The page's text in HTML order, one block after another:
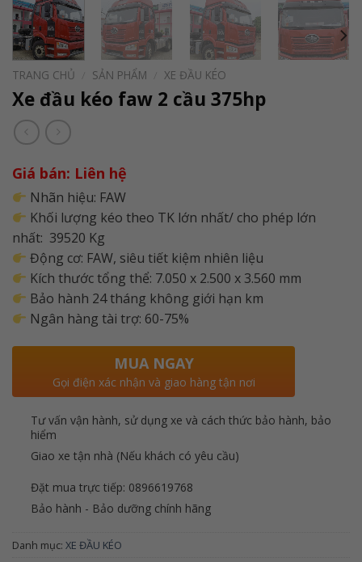
TRANG CHỦ SẢN PHẨM XE ĐẦU KÉO
Xe đầu kéo faw 2 cầu 375hp
Giá bán: Liên hệ
Nhãn hiệu: FAW
Khối lượng kéo theo TK lớn nhất/ cho phép lớn
nhất: 39520 Kg
Động cơ: FAW, siêu tiết kiệm nhiên liệu
Kích thước tổng thể: 7.050 x 2.500 x 3.560 mm
Bảo hành 24 tháng không giới hạn km
Ngân hàng tài trợ: 60-75%
Tư vấn vận hành, sử dụng xe và cách thức bảo hành, bảo
hiểm
Giao xe tận nhà (Nếu khách có yêu cầu)
Đặt mua trực tiếp: 0896619768
Bảo hành - Bảo dưỡng chính hãng
MUA NGAY
Gọi điện xác nhận và giao hàng tận nơi
Danh mục: XE ĐẦU KÉO